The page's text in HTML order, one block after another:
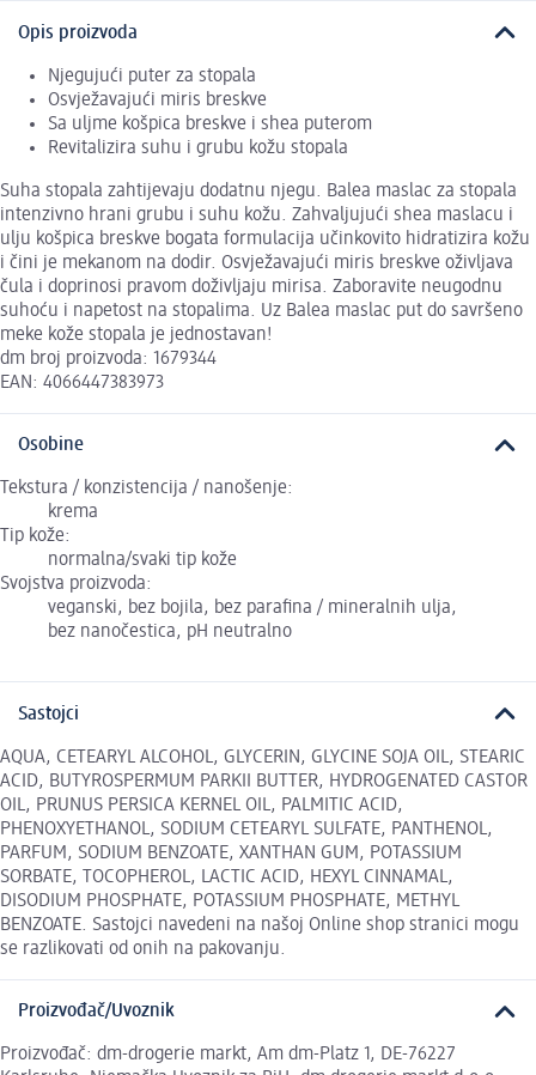
Opis proizvoda
Njegujući puter za stopala
Osvježavajući miris breskve
Sa uljme košpica breskve i shea puterom
Revitalizira suhu i grubu kožu stopala
Suha stopala zahtijevaju dodatnu njegu. Balea maslac za stopala
intenzivno hrani grubu i suhu kožu. Zahvaljujući shea maslacu i
ulju košpica breskve bogata formulacija učinkovito hidratizira kožu
i čini je mekanom na dodir. Osvježavajući miris breskve oživljava
čula i doprinosi pravom doživljaju mirisa. Zaboravite neugodnu
suhoću i napetost na stopalima. Uz Balea maslac put do savršeno
meke kože stopala je jednostavan!
dm broj proizvoda: 1679344
EAN: 4066447383973
Osobine
Tekstura / konzistencija / nanošenje:
krema
Tip kože:
normalna/svaki tip kože
Svojstva proizvoda:
veganski, bez bojila, bez parafina / mineralnih ulja,
bez nanočestica, pH neutralno
Sastojci
AQUA, CETEARYL ALCOHOL, GLYCERIN, GLYCINE SOJA OIL, STEARIC
ACID, BUTYROSPERMUM PARKII BUTTER, HYDROGENATED CASTOR
OIL, PRUNUS PERSICA KERNEL OIL, PALMITIC ACID,
PHENOXYETHANOL, SODIUM CETEARYL SULFATE, PANTHENOL,
PARFUM, SODIUM BENZOATE, XANTHAN GUM, POTASSIUM
SORBATE, TOCOPHEROL, LACTIC ACID, HEXYL CINNAMAL,
DISODIUM PHOSPHATE, POTASSIUM PHOSPHATE, METHYL
BENZOATE. Sastojci navedeni na našoj Online shop stranici mogu
se razlikovati od onih na pakovanju.
Proizvođač/Uvoznik
Proizvođač: dm-drogerie markt, Am dm-Platz 1, DE-76227